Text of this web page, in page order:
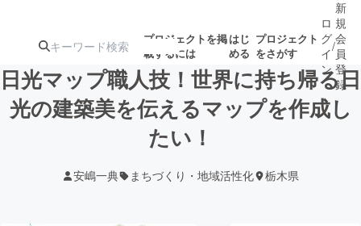
プロジェクトを掲
載するには
はじ
める
プロジェクト
をさがす
注目の新着プロ 募集終了が近いプ
ロ
グ
イ
ン
/
新
規
会
員
登
録
日光マップ職人技！世界に持ち帰る日
光の建築美を伝えるマップを作成し
たい！
安嶋一典 まちづくり・地域活性化 栃木県